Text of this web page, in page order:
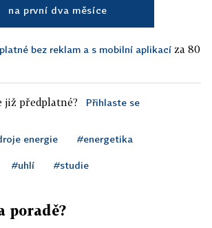
na první dva měsíce
bez reklam a s mobilní aplikací za 80
již předplatné? Přihlaste se
energie #energetika
#uhlí #studie
poradě?